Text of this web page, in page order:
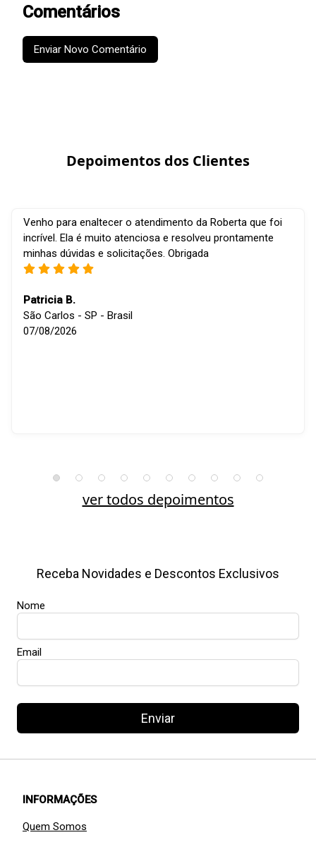
Comentários
Enviar Novo Comentário
Depoimentos dos Clientes
Venho para enaltecer o atendimento da Roberta que foi
incrível. Ela é muito atenciosa e resolveu prontamente
minhas dúvidas e solicitações. Obrigada
Patricia B.
São Carlos - SP - Brasil
07/08/2026
ver todos depoimentos
Receba Novidades e Descontos Exclusivos
Nome
Email
Enviar
INFORMAÇÕES
Quem Somos